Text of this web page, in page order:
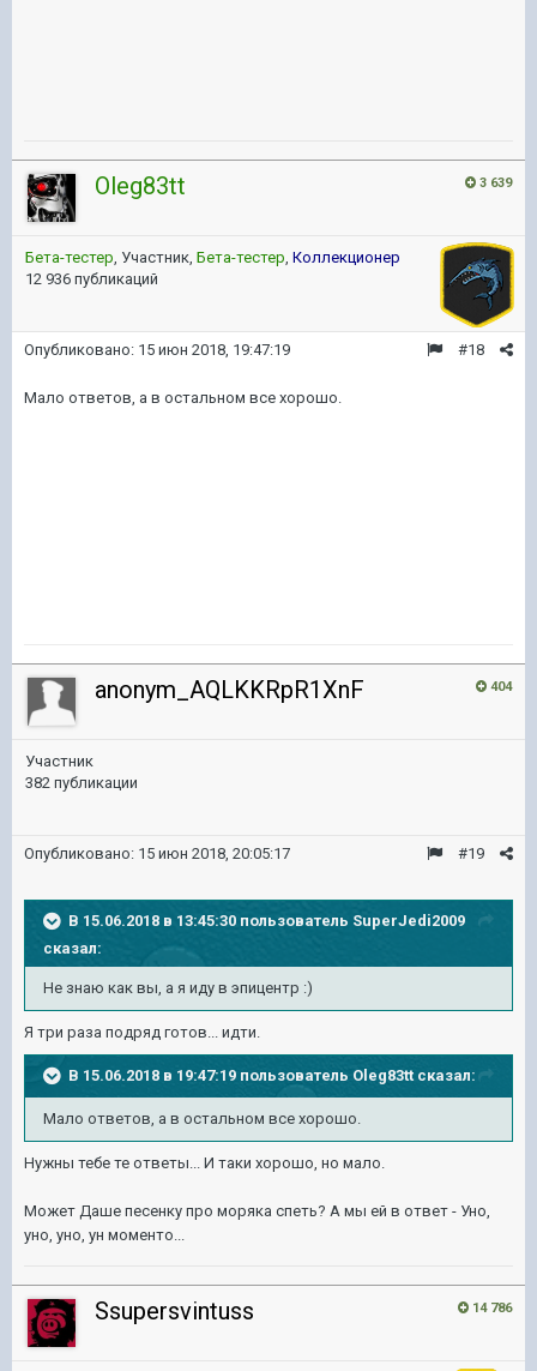
3 639
Oleg83tt
Бета-тестер , Участник, Бета-тестер Коллекционер
12 936 публикаций
#18
Опубликовано: 15 июн 2018, 19:47:19
Мало ответов, а в остальном все хорошо.
404
anonym_AQLKKRpR1XnF
Участник
382 публикации
#19
Опубликовано: 15 июн 2018, 20:05:17
В 15.06.2018 в 13:45:30 пользователь SuperJedi2009
сказал:
Не знаю как вы, а я иду в эпицентр :)
Я три раза подряд готов... идти.
В 15.06.2018 в 19:47:19 пользователь Oleg83tt сказал:
Мало ответов, а в остальном все хорошо.
Нужны тебе те ответы... И таки хорошо, но мало.
Может Даше песенку про моряка спеть? А мы ей в ответ - Уно,
уно, уно, ун моменто...
14 786
Ssupersvintuss